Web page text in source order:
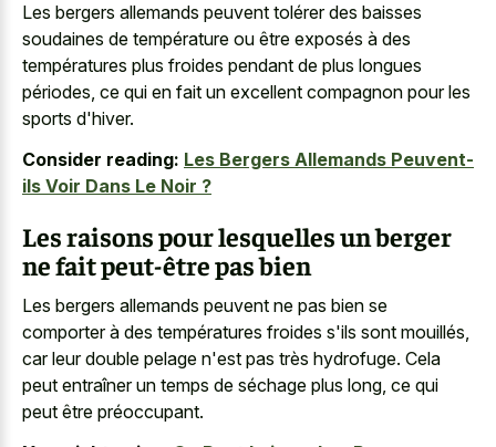
Les bergers allemands peuvent tolérer des baisses
soudaines de température ou être exposés à des
températures plus froides pendant de plus longues
périodes, ce qui en fait un excellent compagnon pour les
sports d'hiver.
Consider reading: Les Bergers Allemands Peuvent-
ils Voir Dans Le Noir ?
Les raisons pour lesquelles un berger
ne fait peut-être pas bien
Les bergers allemands peuvent ne pas bien se
comporter à des températures froides s'ils sont mouillés,
car leur double pelage n'est pas très hydrofuge. Cela
peut entraîner un temps de séchage plus long, ce qui
peut être préoccupant.